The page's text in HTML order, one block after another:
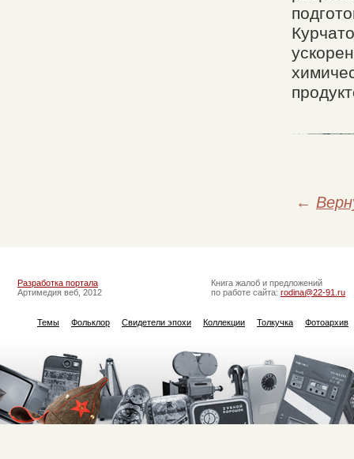
←
Разработка портала
Артимедия веб, 2012
Книга жалоб и предложений
по работе сайта: rodina@22-91.ru
Темы Фольклор Свидетели эпохи Коллекции Толкучка Фотоархив